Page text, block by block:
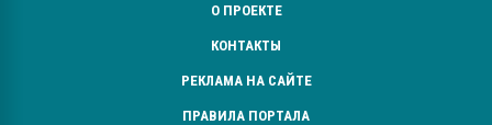
О ПРОЕКТЕ
КОНТАКТЫ
РЕКЛАМА НА САЙТЕ
ПРАВИЛА ПОРТАЛА